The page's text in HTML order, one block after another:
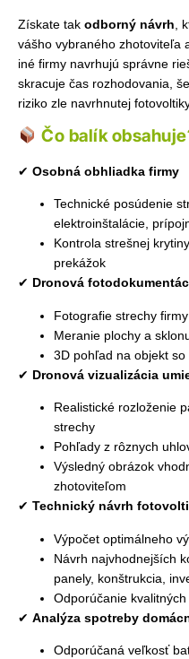
Získate tak odborný návrh ,
vášho vybraného zhotoviteľa
iné firmy navrhujú správne
skracuje čas rozhodovania,
riziko zle navrhnutej
Čo balík
✔ Osobná obhliadka firmy
Technické posúdenie
elektroinštalácie,
Kontrola strešnej
prekážok
✔ Dronová
Fotografie strechy
Meranie plochy a
3D pohľad na objekt
✔ Dronová vizualizácia
Realistické rozloženie
strechy
Pohľady z rôznych
Výsledný obrázok
zhotoviteľom
✔ Technický návrh
Výpočet optimálneho
Návrh najvhodnejších
panely, konštrukcia,
Odporúčanie
✔ Analýza spotreby
Odporúčaná veľkosť